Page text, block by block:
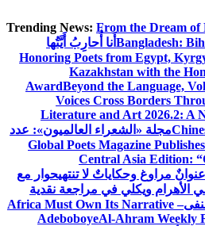
Trending News: From the Dream of
Bangladesh: أَنا أُحارِبُ أَيَّتُها
Honoring Poets from Egypt,
Kazakhstan with the
AwardBeyond the Language,
Voices Cross Borders
Literature and Art 2026.2: A
مجلة «الشعراء العالميون»: عدد
Global Poets Magazine
Central Asia Edition:
مراوغ وحكاياتٌ لا تنتهيحوار مع
الأهرام ويكلي في مراجعة نقدية
Africa Must Own Its Narrative –
AdeboboyeAl-Ahram Weekly